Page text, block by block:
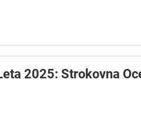
2025: Strokovna